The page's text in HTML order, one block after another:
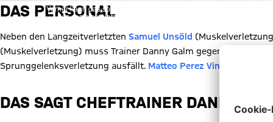
Vorher kann das soziale Netzwerk keine Daten über Sie erheben,
des sozialen Netzwerks auf unserer Website gespeichert und
DAS PERSONAL
Neben den Langzeitverletzten Samuel Unsöld
(Muskelverletzung) muss Trainer Danny Galm gegen Freiburg
Sprunggelenksverletzung ausfällt. Matteo Perez Vinlöf kehrt
DAS SAGT CHEFTRAINER DANNY